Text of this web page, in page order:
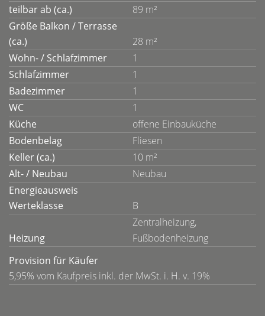
teilbar ab (ca.)
89 m²
Größe Balkon / Terrasse
(ca.)
28 m²
Wohn- / Schlafzimmer
1
Schlafzimmer
1
Badezimmer
1
WC
1
Küche
offene Einbauküche
Bodenbelag
Fliesen
Keller (ca.)
10 m²
Alt- / Neubau
Neubau
Energieausweis
Werteklasse
B
Heizung
Zentralheizung,
Fußbodenheizung
Provision für Käufer
5,95% vom Kaufpreis inkl. der MwSt. i. H. v. 19%